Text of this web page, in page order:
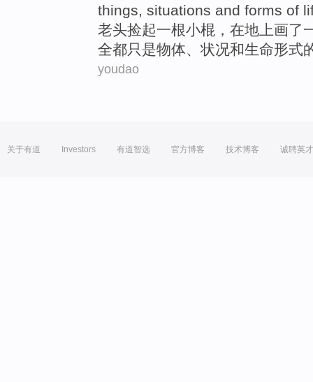
things, situations and forms of
老头捡起一根小棍， 在地上画了
全都只是物体、状况和生命形式
youdao
关于有道 Investors 有道智选 官方博客 技术博客 诚聘英才